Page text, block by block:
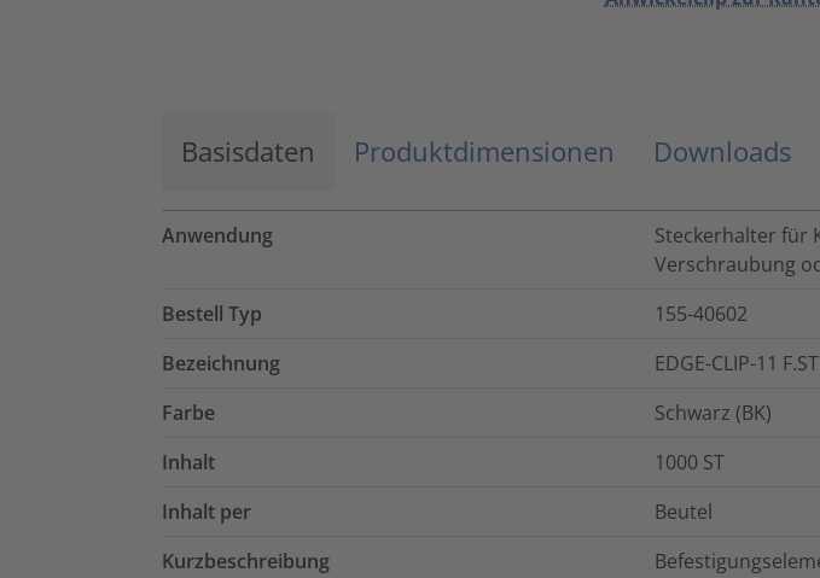
Basisdaten Produktdimensionen Downloads
Anwendung
Steckerhalter für
Verschraubung
Bestell Typ
155-40602
Bezeichnung
EDGE-CLIP-11
Farbe
Schwarz (BK)
Inhalt
1000 ST
Inhalt per
Beutel
Kurzbeschreibung